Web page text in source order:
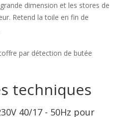
dimension et les stores de
Retend la toile en fin de
par détection de butée
techniques
40/17 - 50Hz pour